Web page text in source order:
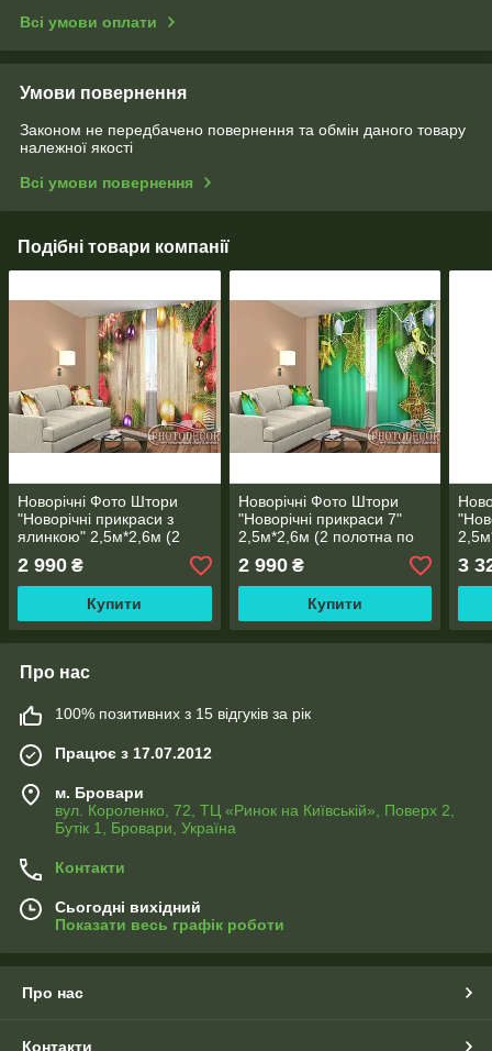
Всі умови оплати
Умови повернення
Законом не передбачено повернення та обмін даного товару
належної якості
Всі умови повернення
Подібні товари компанії
Новорічні Фото Штори
"Новорічні прикраси з
ялинкою" 2,5м*2,6м (2
полотна по 1,30м), тасьма
2 990 ₴
Купити
Новорічні Фото Штори
"Новорічні прикраси 7"
2,5м*2,6м (2 полотна по
2 990₴
Купити
3
Про нас
100% позитивних з 15 відгуків за рік
Працює з 17.07.2012
м. Бровари
вул. Короленко, 72, ТЦ «Ринок на Київській», Поверх 2,
Бутік 1, Бровари, Україна
Контакти
Сьогодні вихідний
Показати весь графік роботи
Про нас
Контакти